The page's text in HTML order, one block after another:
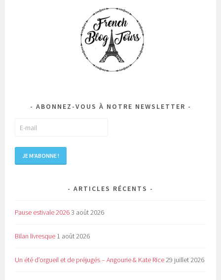
ABONNEZ-VOUS À NOTRE NEWSLETTER
ARTICLES RÉCENTS
Pause estivale 20263 août 2026
Bilan livresque 1 août 2026
Un été d’orgueil et de préjugés – Angourie & Kate Rice29 juillet 2026